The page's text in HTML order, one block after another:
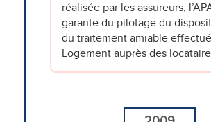
réalisée par les assureurs,
garante du pilotage du
du traitement amiable
Logement auprès des